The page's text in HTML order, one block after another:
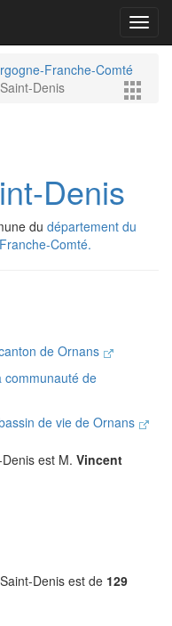
Franche-Comté
Denis
Denis
du département du
Comté.
de Ornans
communauté de
de vie de Ornans
est M. Vincent
Denis est de 129